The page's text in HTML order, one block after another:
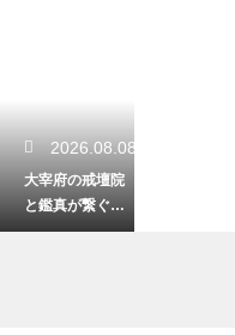
2026.08.08
大宰府の戒壇院
と鑑真が繋ぐ貴
重な歴史！仏教